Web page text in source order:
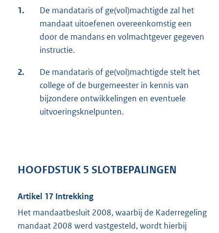
1.
De mandataris of ge(vol)machtigde zal het
mandaat uitoefenen overeenkomstig een
door de mandans en volmachtgever gegeven
instructie.
2.
De mandataris of ge(vol)machtigde stelt het
college of de burgemeester in kennis van
bijzondere ontwikkelingen en eventuele
uitvoeringsknelpunten.
HOOFDSTUK 5 SLOTBEPALINGEN
Artikel 17 Intrekking
Het mandaatbesluit 2008, waarbij de Kaderregeling
mandaat 2008 werd vastgesteld, wordt hierbij